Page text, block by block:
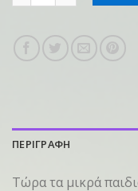
ΠΕΡΙΓΡΑΦΗ
Τώρα τα μικρά